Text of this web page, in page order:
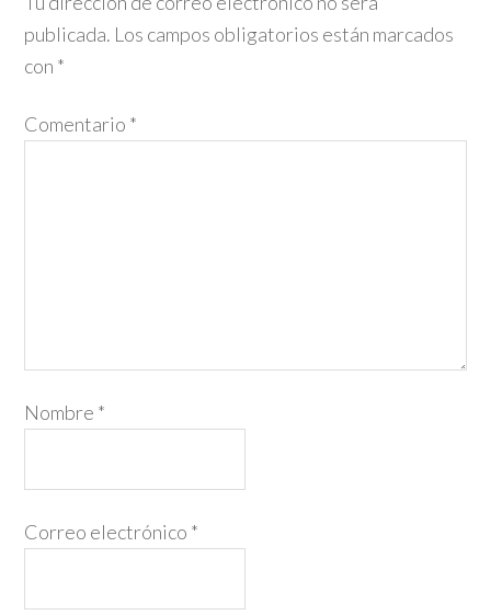
publicada. Los campos obligatorios están marcados
con *
Comentario *
Nombre *
Correo electrónico *